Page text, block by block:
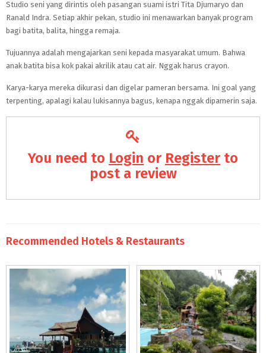
Studio seni yang dirintis oleh pasangan suami istri Tita Djumaryo dan
Ranald Indra. Setiap akhir pekan, studio ini menawarkan banyak program
bagi batita, balita, hingga remaja.
Tujuannya adalah mengajarkan seni kepada masyarakat umum. Bahwa
anak batita bisa kok pakai akrilik atau cat air. Nggak harus crayon.
Karya-karya mereka dikurasi dan digelar pameran bersama. Ini goal yang
terpenting, apalagi kalau lukisannya bagus, kenapa nggak dipamerin saja.
You need to Login or Register to
post a review
Recommended Hotels & Restaurants